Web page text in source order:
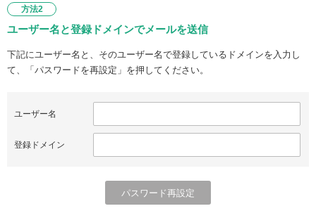
方法2
ユーザー名と登録ドメインでメールを送信
下記にユーザー名と、そのユーザー名で登録しているドメインを入力し
て、「パスワードを再設定」を押してください。
ユーザー名
登録ドメイン